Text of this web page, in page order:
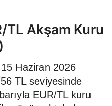
TL Akşam Kuru
Haziran 2026
TL seviyesinde
EUR/TL kuru